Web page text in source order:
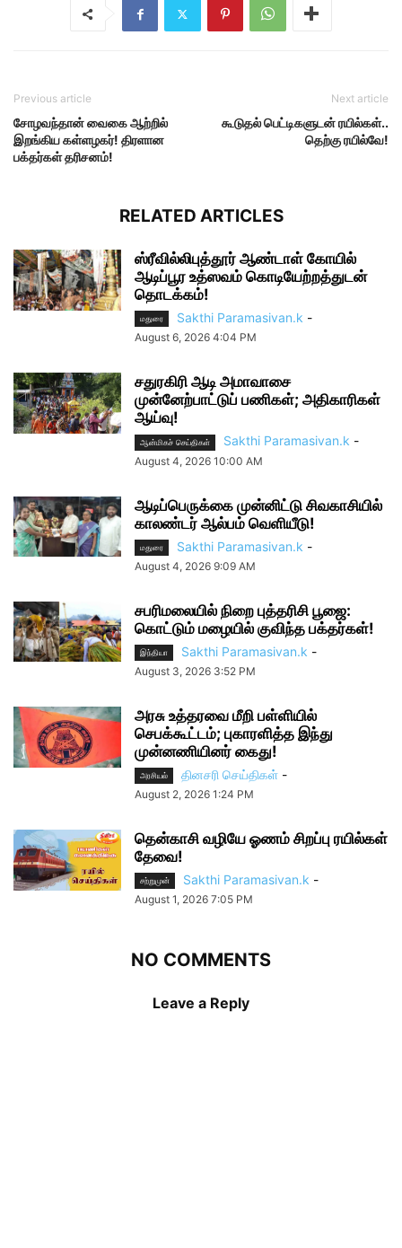
Previous article
சோழவந்தான் வைகை ஆற்றில்
இறங்கிய கள்ளழகர்! திரளான
பக்தர்கள் தரிசனம்!
Next article
கூடுதல் பெட்டிகளுடன் ரயில்கள்..
தெற்கு ரயில்வே!
RELATED ARTICLES
ஸ்ரீவில்லிபுத்தூர் ஆண்டாள் கோயில்
ஆடிப்பூர உத்ஸவம் கொடியேற்றத்துடன்
தொடக்கம்!
மதுரை Sakthi Paramasivan.k -
August 6, 2026 4:04 PM
சதுரகிரி ஆடி அமாவாசை
முன்னேற்பாட்டுப் பணிகள்; அதிகாரிகள்
ஆய்வு!
ஆன்மிகச் செய்திகள் Sakthi Paramasivan.k -
August 4, 2026 10:00 AM
ஆடிப்பெருக்கை முன்னிட்டு சிவகாசியில்
காலண்டர் ஆல்பம் வெளியீடு!
மதுரை Sakthi Paramasivan.k -
August 4, 2026 9:09 AM
சபரிமலையில் நிறை புத்தரிசி பூஜை:
கொட்டும் மழையில் குவிந்த பக்தர்கள்!
இந்தியா Sakthi Paramasivan.k -
August 3, 2026 3:52 PM
அரசு உத்தரவை மீறி பள்ளியில்
செபக்கூட்டம்; புகாரளித்த இந்து
முன்னணியினர் கைது!
அரசியல் தினசரி செய்திகள் -
August 2, 2026 1:24 PM
தென்காசி வழியே ஓணம் சிறப்பு ரயில்கள்
தேவை!
சற்றுமுன் Sakthi Paramasivan.k -
August 1, 2026 7:05 PM
NO COMMENTS
Leave a Reply